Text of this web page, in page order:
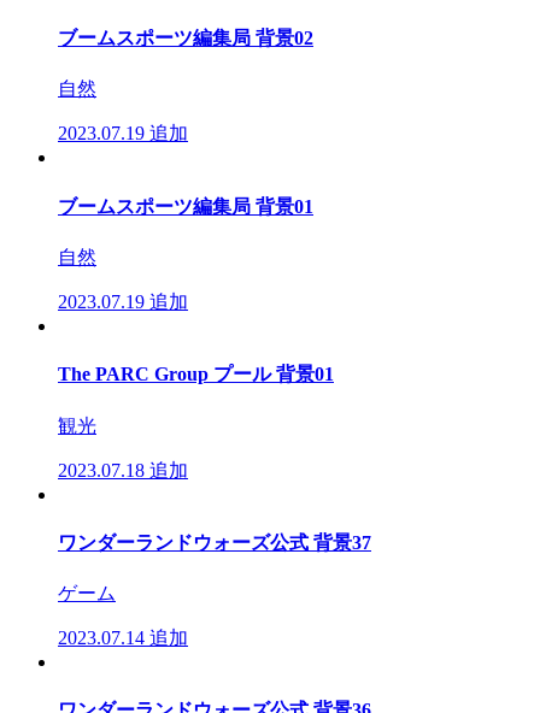
ブームスポーツ編集局 背景02
自然
2023.07.19 追加
ブームスポーツ編集局 背景01
自然
2023.07.19 追加
The PARC Group プール 背景01
観光
2023.07.18 追加
ワンダーランドウォーズ公式 背景37
ゲーム
2023.07.14 追加